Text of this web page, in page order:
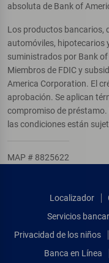
absoluta de Bank of
Los productos bancarios,
automóviles, hipotecarios
suministrados por Bank
Miembros de FDIC y
America Corporation. El
aprobación. Se aplican
compromiso de
las condiciones están
MAP # 8825622
Localizador
Servicios
Privacidad de los niños
Banca en Línea